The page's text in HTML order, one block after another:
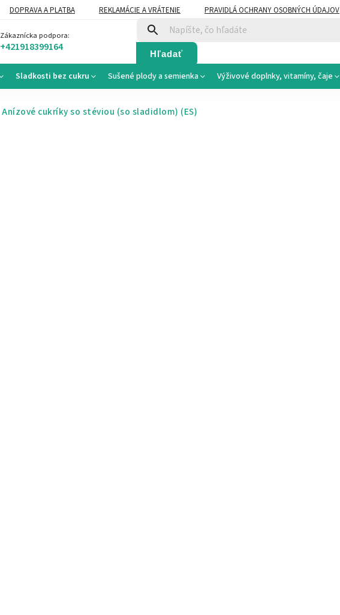
DOPRAVA A PLATBA REKLAMÁCIE A VRÁTENIE PRAVIDLÁ OCHRANY OSOBNÝCH ÚDAJOV
Zákaznícka podpora:
+421918399164 Hľadať
Sladkosti bez cukru Sušené plody a semienka Výživové doplnky, vitamíny, čaje
Anízové cukríky so stéviou (so sladidlom) (ES)